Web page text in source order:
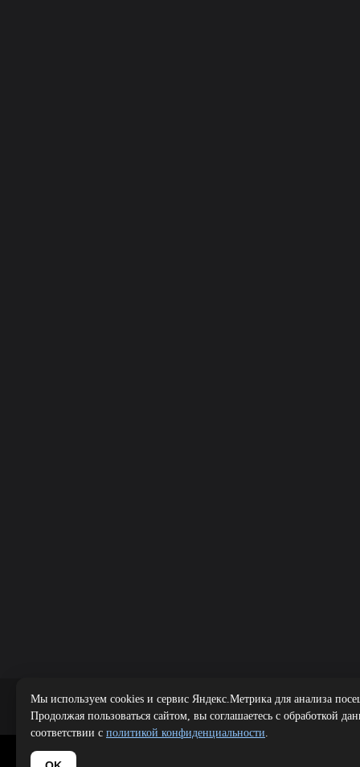
Мы используем cookies и сервис Яндекс.Метрика для анализа
Продолжая пользоваться сайтом, вы соглашаетесь с обработкой
соответствии с политикой конфиденциальности.
Public offer|